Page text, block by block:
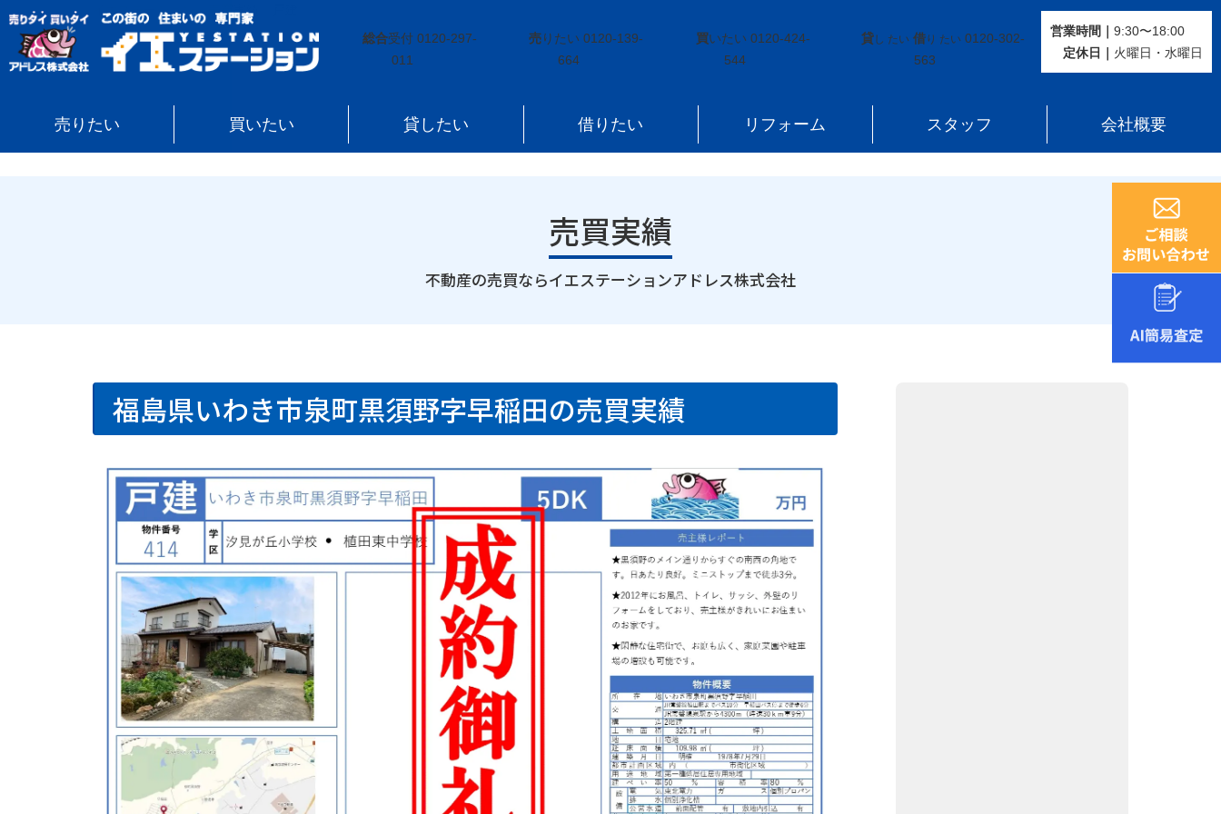
総合受付 0120-297-
011
売りたい 0120-139-
664
買いたい 0120-424-
544
貸し たい 借り たい 0120-302-
563
営業時間｜ 9:30〜18:00
定休⽇｜ 火曜⽇・水曜⽇
売りたい 買いたい 貸したい 借りたい リフォーム スタッフ 会社概要
イエステーション » 売買実績
売買実績
｜
不動産の売買ならイエステーションアドレス株式会社
福島県いわき市泉町黒須野字早稲田の売買実績